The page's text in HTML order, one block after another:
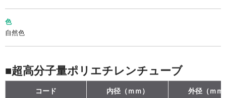
色
自然色
■超高分子量ポリエチレンチューブ
コード 内径（ｍｍ） 外径（ｍｍ